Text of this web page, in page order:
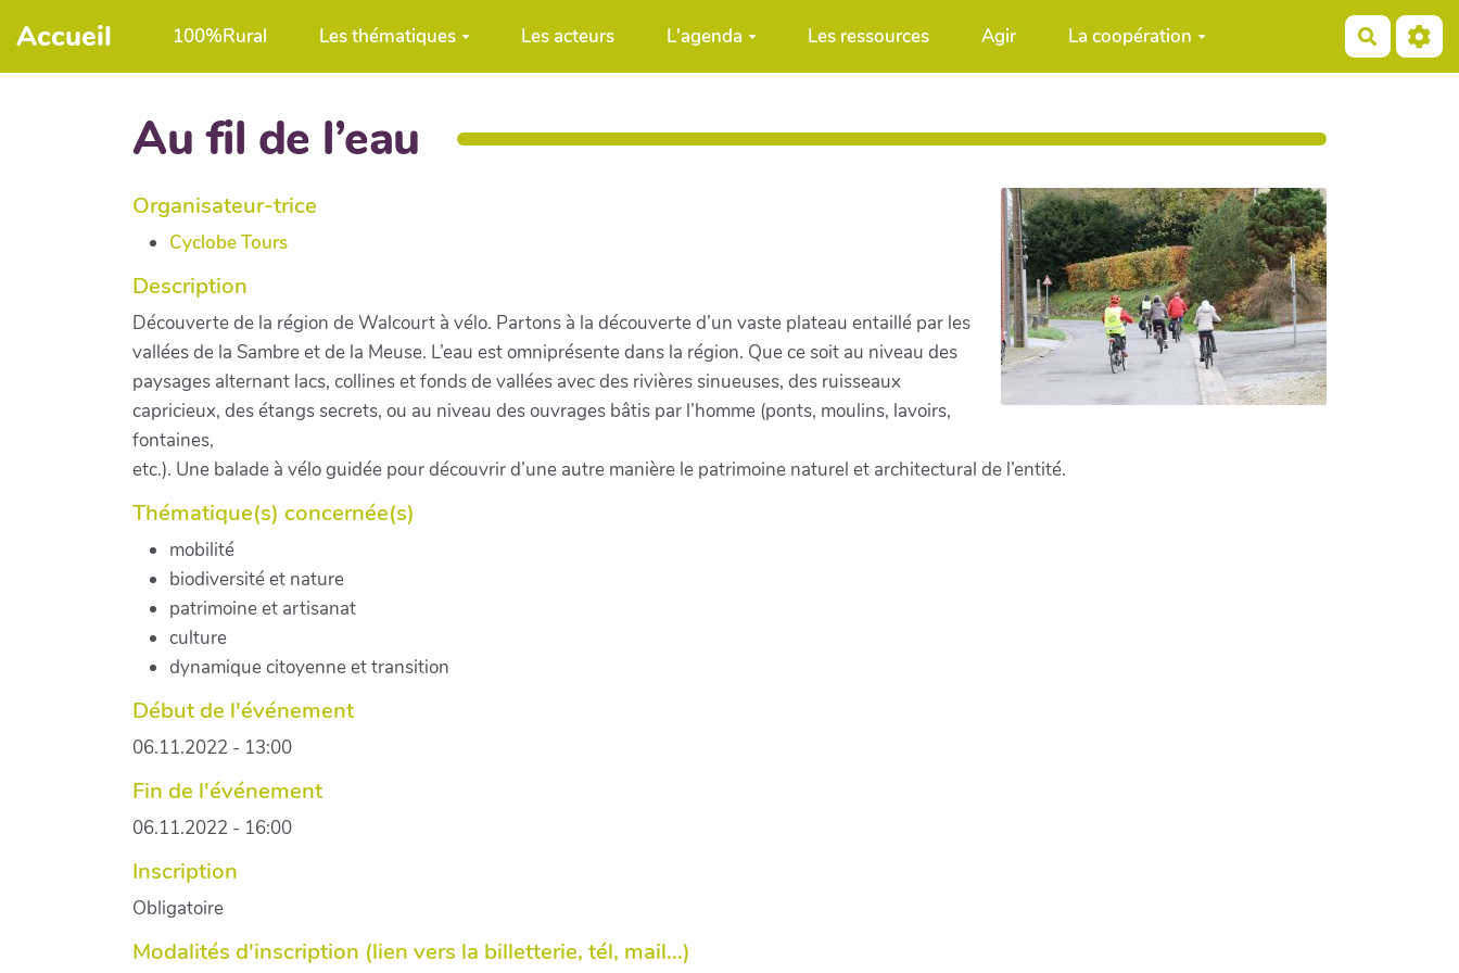
Aller au contenu principal
Accueil 100%Rural Les thématiques Les acteurs L'agenda Les ressources Agir La coopération
Au fil de l’eau
Organisateur-trice
Cyclobe Tours
Description
Découverte de la région de Walcourt à vélo. Partons à la découverte d’un vaste plateau entaillé par les
vallées de la Sambre et de la Meuse. L’eau est omniprésente dans la région. Que ce soit au niveau des
paysages alternant lacs, collines et fonds de vallées avec des rivières sinueuses, des ruisseaux
capricieux, des étangs secrets, ou au niveau des ouvrages bâtis par l’homme (ponts, moulins, lavoirs,
fontaines,
etc.). Une balade à vélo guidée pour découvrir d’une autre manière le patrimoine naturel et architectural de l’entité.
Thématique(s) concernée(s)
mobilité
biodiversité et nature
patrimoine et artisanat
culture
dynamique citoyenne et transition
Début de l'événement
06.11.2022 - 13:00
Fin de l'événement
06.11.2022 - 16:00
Inscription
Obligatoire
Modalités d'inscription (lien vers la billetterie, tél, mail...)